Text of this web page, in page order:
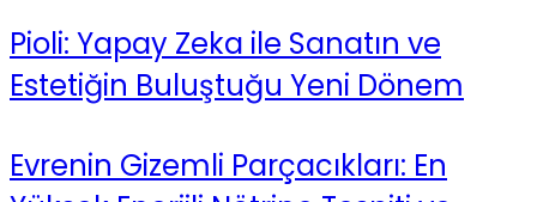
Pioli: Yapay Zeka ile Sanatın ve
Estetiğin Buluştuğu Yeni Dönem
Evrenin Gizemli Parçacıkları: En